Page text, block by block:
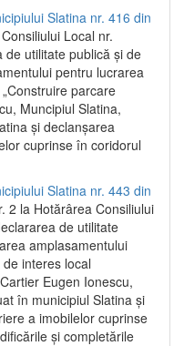
Slatina nr. 416 din
Local nr.
utilitate publică și de
pentru lucrarea
parcare
Muncipiul Slatina,
și declanșarea
cuprinse în coridorul
Slatina nr. 443 din
2 la Hotărârea Consiliului
de utilitate
amplasamentului
interes local
Eugen Ionescu,
în municipiul Slatina şi
a imobilelor cuprinse
şi completările